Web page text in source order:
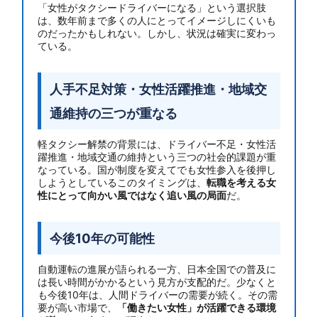
「女性がタクシードライバーになる」という選択肢
は、数年前まで多くの人にとってイメージしにくいも
のだったかもしれない。しかし、状況は確実に変わっ
ている。
人手不足対策・女性活躍推進・地域交
通維持の三つが重なる
軽タクシー解禁の背景には、ドライバー不足・女性活
躍推進・地域交通の維持という三つの社会的課題が重
なっている。国が制度を変えてでも女性参入を後押し
しようとしているこのタイミングは、 転職を考える女
性にとって向かい風ではなく追い風の局面だ。
今後10年の可能性
自動運転の進展が語られる一方、日本全国での普及に
は長い時間がかかるという見方が支配的だ。少なくと
も今後10年は、人間ドライバーの需要が続く。その需
要が高い市場で、
「働きたい女性」が活躍できる環境